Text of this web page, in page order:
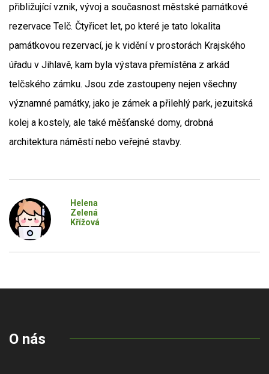
přibližující vznik, vývoj a současnost městské památkové
rezervace Telč. Čtyřicet let, po které je tato lokalita
památkovou rezervací, je k vidění v prostorách Krajského
úřadu v Jihlavě, kam byla výstava přemístěna z arkád
telčského zámku. Jsou zde zastoupeny nejen všechny
významné památky, jako je zámek a přilehlý park, jezuitská
kolej a kostely, ale také měšťanské domy, drobná
architektura náměstí nebo veřejné stavby.
Helena
Zelená
Křížová
O nás